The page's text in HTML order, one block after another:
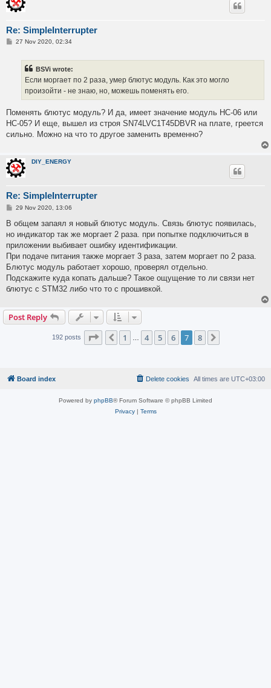
Re: SimpleInterrupter
P27 Nov 2020, 02:34
BSVi wrote:
Если моргает по 2 раза, умер блютус модуль. Как это могло
произойти - не знаю, но, можешь поменять его.
Поменять блютус модуль? И да, имеет значение модуль HC-06 или
HC-05? И еще, вышел из строя SN74LVC1T45DBVR на плате, греется
сильно. Можно на что то другое заменить временно?
DIY_ENERGY
Re: SimpleInterrupter
P
s
29 Nov 2020, 13:06
В общем запаял я новый блютус модуль. Связь блютус появилась,
но индикатор так же моргает 2 раза. при попытке подключиться в
приложении выбивает ошибку идентификации.
При подаче питания также моргает 3 раза, затем моргает по 2 раза.
Блютус модуль работает хорошо, проверял отдельно.
Подскажите куда копать дальше? Такое ощущение то ли связи нет
блютус с STM32 либо что то с прошивкой.
Post Reply
192 posts Page of
Previous
1 4 5 6 7 8
Board index All times are UTC+03:00
Delete cookies
Powered by phpBB® Forum Software © phpBB Limited
Privacy| Terms